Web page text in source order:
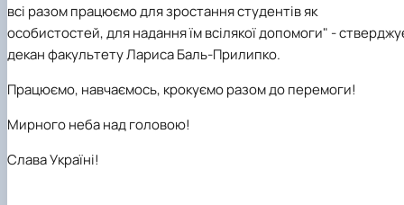
всі разом працюємо для зростання студентів як
особистостей, для надання їм всілякої допомоги" -
декан факультету Лариса Баль-Прилипко.
Працюємо, навчаємось, крокуємо разом до перемоги!
Мирного неба над головою!
Слава Україні!